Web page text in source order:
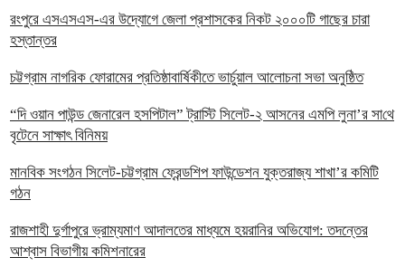
রংপুরে এসএসএস-এর উদ্যোগে জেলা প্রশাসকের নিকট ২০০০টি গাছের চারা
হস্তান্তর
চট্টগ্রাম নাগরিক ফোরামের প্রতিষ্ঠাবার্ষিকীতে ভার্চুয়াল আলোচনা সভা অনুষ্ঠিত
“দি ওয়ান পাউন্ড জেনারেল হসপিটাল” ট্রাস্টি সিলেট-২ আসনের এমপি লুনা’র সা‌থে
বৃটেনে সাক্ষাৎ বিনিময়
মানবিক সংগঠন সিলেট-চট্টগ্রাম ফ্রেন্ডশিপ ফাউন্ডেশন যুক্তরাজ্য শাখা’র কমিটি
গঠন
রাজশাহী দুর্গাপুরে ভ্রাম্যমাণ আদালতের মাধ্যমে হয়রানির অভিযোগ: তদন্তের
আশ্বাস বিভাগীয় কমিশনারের